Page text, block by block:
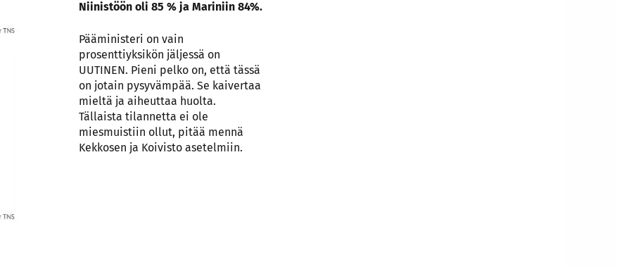
Niinistöön oli 85 % ja Mariniin 84%.
Pääministeri on vain
prosenttiyksikön jäljessä on
UUTINEN. Pieni pelko on, että tässä
on jotain pysyvämpää. Se kaivertaa
mieltä ja aiheuttaa huolta.
Tällaista tilannetta ei ole
miesmuistiin ollut, pitää mennä
Kekkosen ja Koivisto asetelmiin.